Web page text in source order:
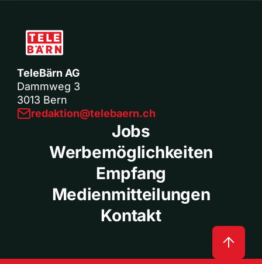
TeleBärn AG
Dammweg 3
3013 Bern
redaktion@telebaern.ch
Jobs
Werbemöglichkeiten
Empfang
Medienmitteilungen
Kontakt